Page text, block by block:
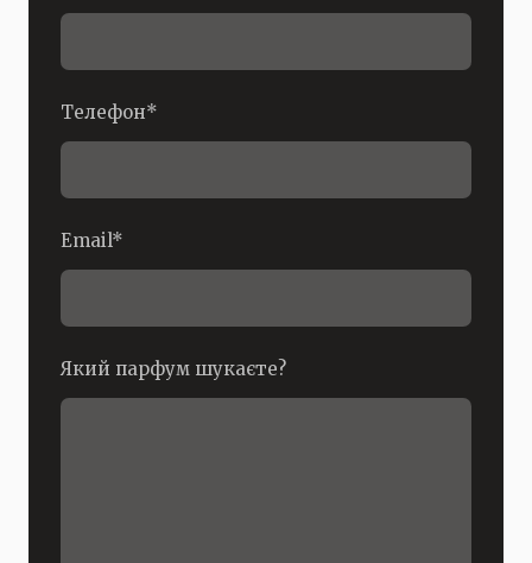
Телефон*
Email*
Який парфум шукаєте?